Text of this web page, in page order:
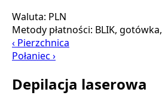
Waluta: PLN
Metody płatności: BLIK,
‹ Pierzchnica
Połaniec ›
Depilacja laserowa